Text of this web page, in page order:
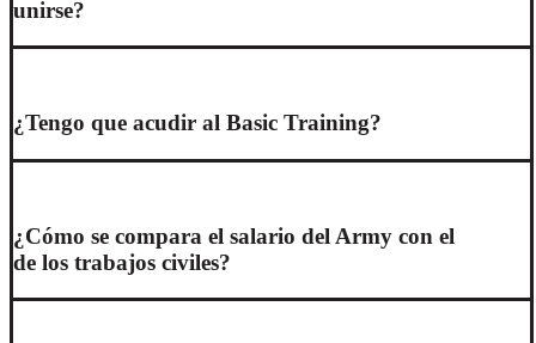
unirse?
¿Tengo que acudir al Basic Training?
¿Cómo se compara el salario del Army con el
de los trabajos civiles?